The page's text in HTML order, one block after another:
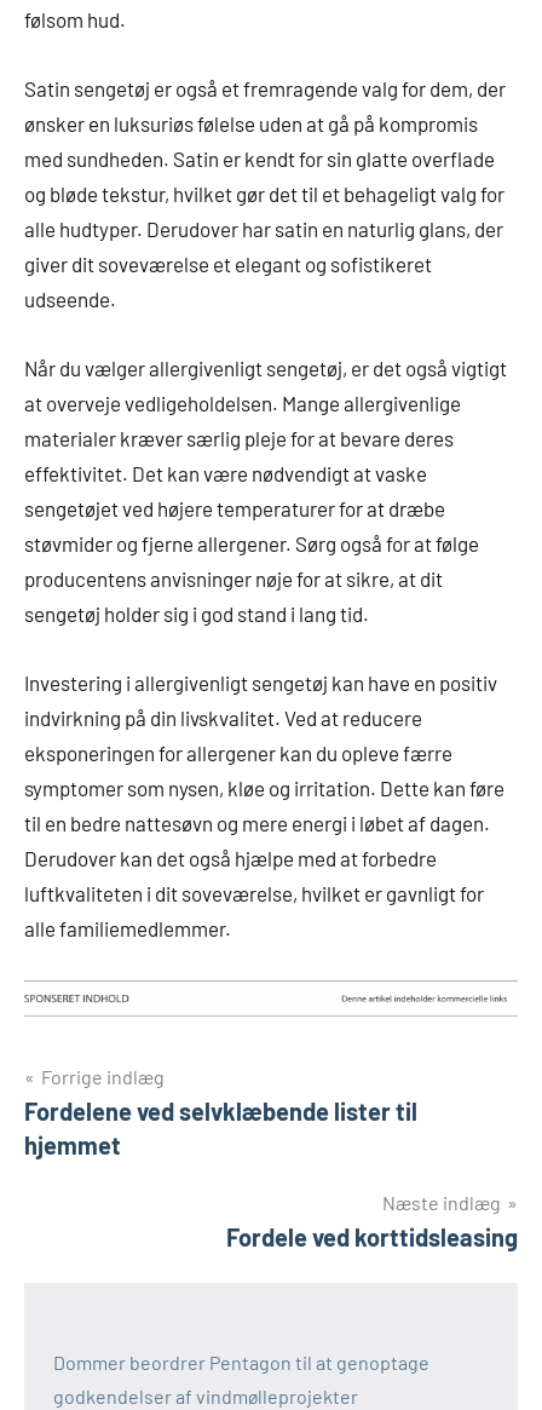
følsom hud.
Satin sengetøj er også et fremragende valg for dem, der
ønsker en luksuriøs følelse uden at gå på kompromis
med sundheden. Satin er kendt for sin glatte overflade
og bløde tekstur, hvilket gør det til et behageligt valg for
alle hudtyper. Derudover har satin en naturlig glans, der
giver dit soveværelse et elegant og sofistikeret
udseende.
Når du vælger allergivenligt sengetøj, er det også vigtigt
at overveje vedligeholdelsen. Mange allergivenlige
materialer kræver særlig pleje for at bevare deres
effektivitet. Det kan være nødvendigt at vaske
sengetøjet ved højere temperaturer for at dræbe
støvmider og fjerne allergener. Sørg også for at følge
producentens anvisninger nøje for at sikre, at dit
sengetøj holder sig i god stand i lang tid.
Investering i allergivenligt sengetøj kan have en positiv
indvirkning på din livskvalitet. Ved at reducere
eksponeringen for allergener kan du opleve færre
symptomer som nysen, kløe og irritation. Dette kan føre
til en bedre nattesøvn og mere energi i løbet af dagen.
Derudover kan det også hjælpe med at forbedre
luftkvaliteten i dit soveværelse, hvilket er gavnligt for
alle familiemedlemmer.
Indlægsnavigation
Forrige indlæg
Fordelene ved selvklæbende lister til
hjemmet
Næste indlæg
Fordele ved korttidsleasing
Dommer beordrer Pentagon til at genoptage
godkendelser af vindmølleprojekter